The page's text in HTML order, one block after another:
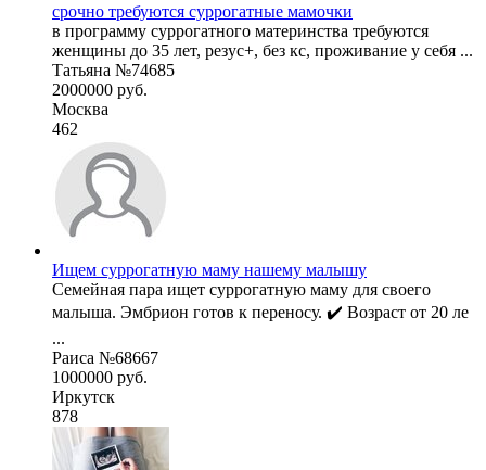
срочно требуются суррогатные мамочки
в программу суррогатного материнства требуются
женщины до 35 лет, резус+, без кс, проживание у себя ...
Татьяна №74685
2000000 руб.
Москва
462
Ищем суррогатную маму нашему малышу
Семейная пара ищет суррогатную маму для своего
малыша. Эмбрион готов к переносу. ✔️ Возраст от 20 ле
...
Раиса №68667
1000000 руб.
Иркутск
878